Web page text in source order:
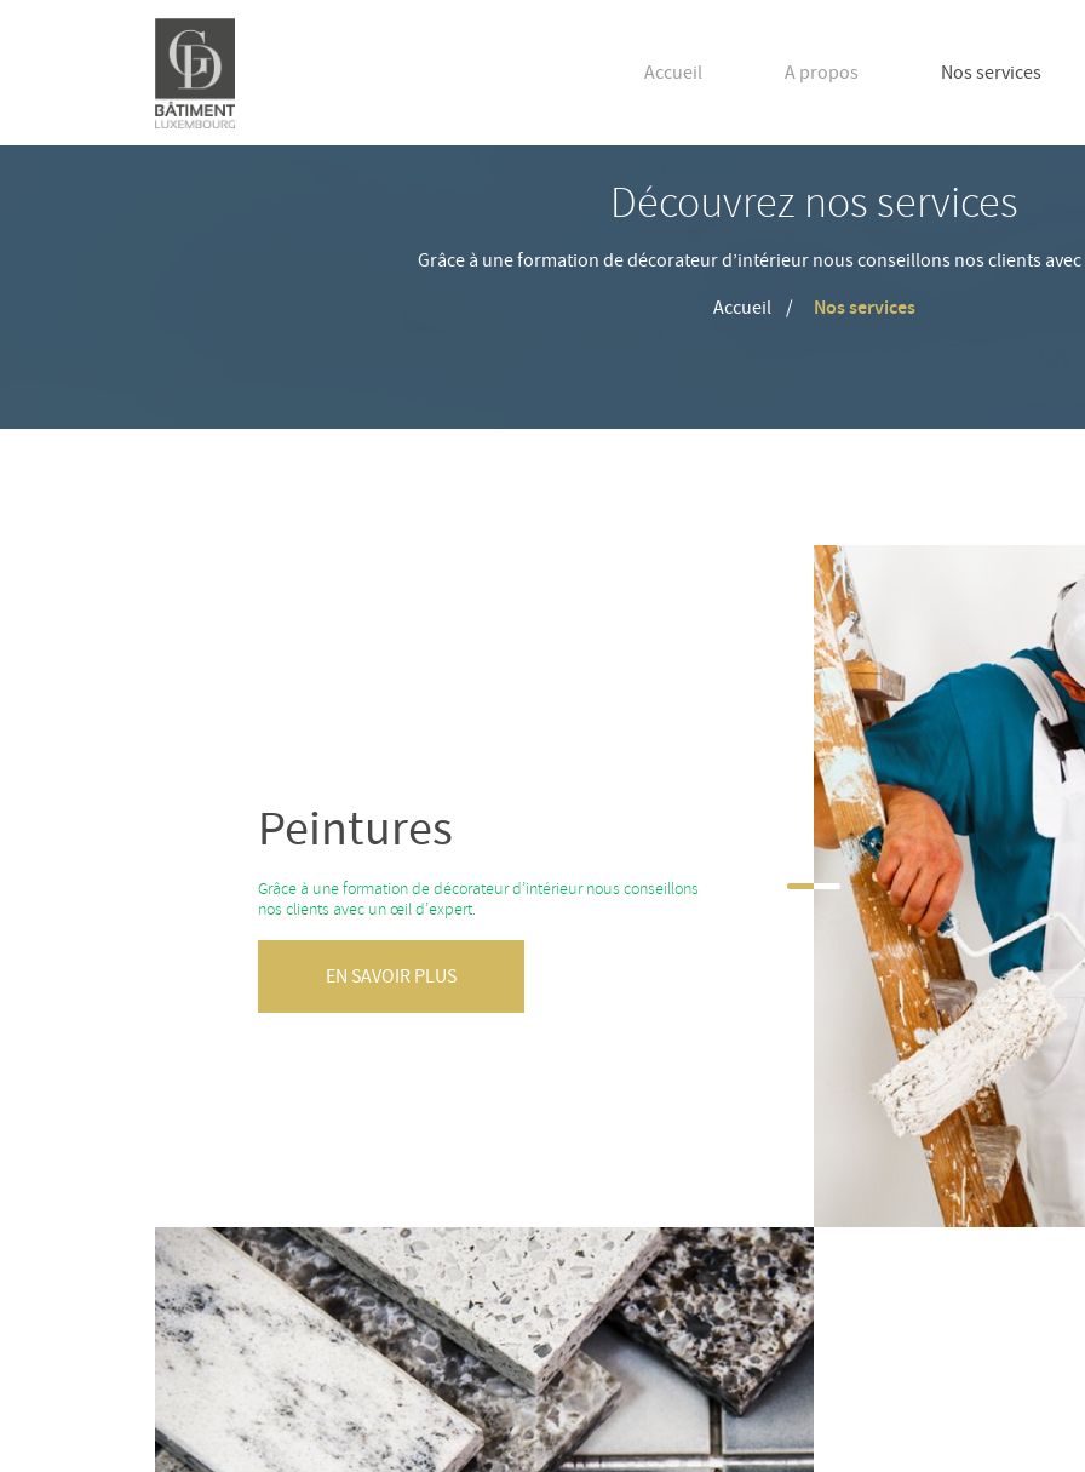
Accueil A propos Nos services
Découvrez nos services
Grâce à une formation de décorateur d’intérieur nous conseillons nos clients
Accueil
Nos services
Peintures
Grâce à une formation de décorateur d’intérieur nous conseillons
nos clients avec un œil d’expert.
EN SAVOIR PLUS